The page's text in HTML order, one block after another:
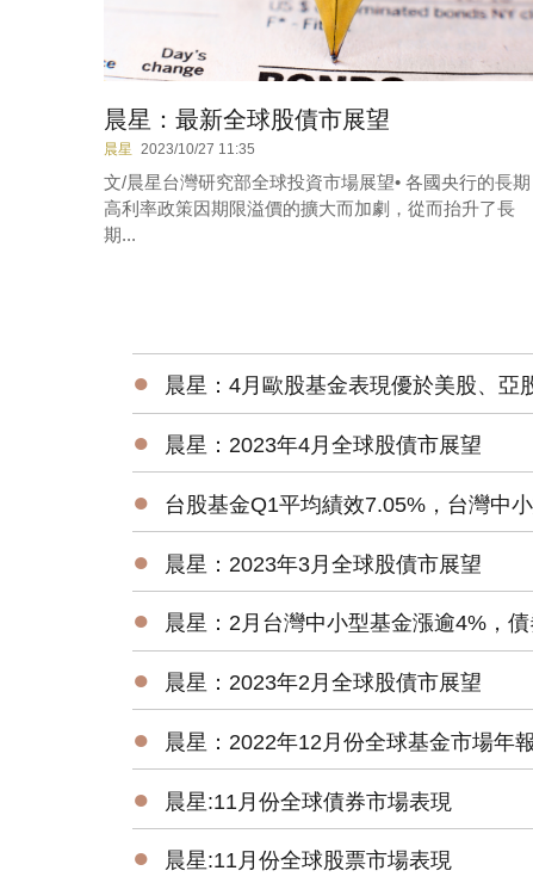
晨星：最新全球股債市展望
晨星 2023/10/27 11:35
文/晨星台灣研究部全球投資市場展望• 各國央行的長期
高利率政策因期限溢價的擴大而加劇，從而抬升了長
期...
● 晨星：4月歐股基金表現優於美股、亞
● 晨星：2023年4月全球股債市展望
● 台股基金Q1平均績效7.05%，台灣中
● 晨星：2023年3月全球股債市展望
● 晨星：2月台灣中小型基金漲逾4%，
● 晨星：2023年2月全球股債市展望
● 晨星：2022年12月份全球基金市場年報
● 晨星:11月份全球債券市場表現
● 晨星:11月份全球股票市場表現